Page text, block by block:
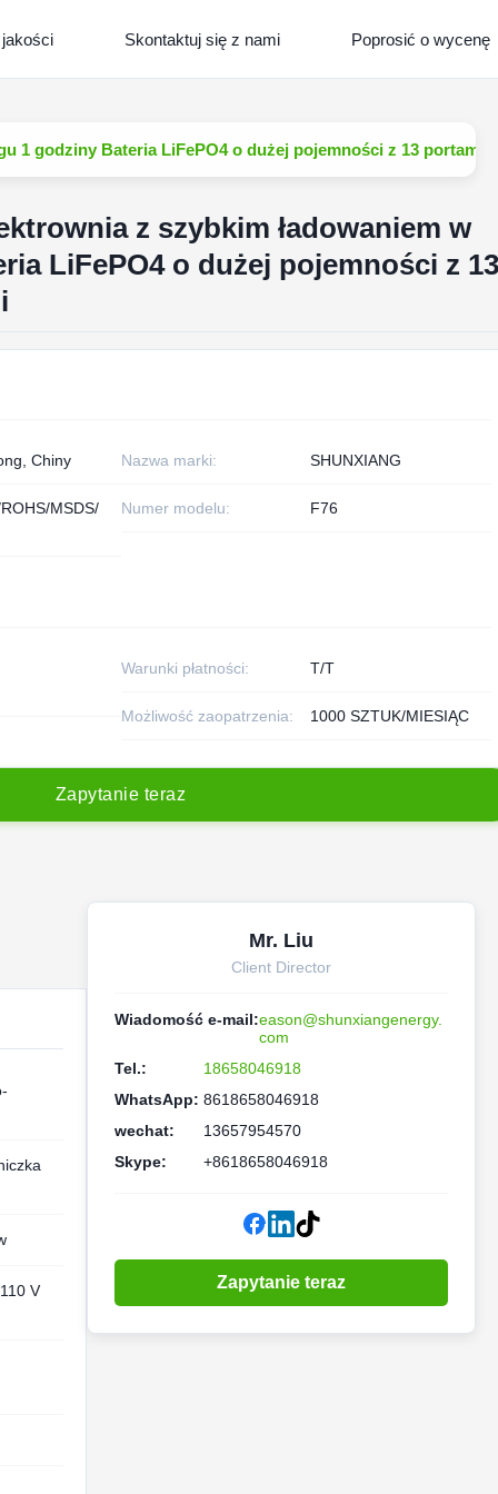
Skontaktuj się z nami Poprosić o wycenę
1 godziny Bateria LiFePO4 o dużej pojemności z 13 portami
z szybkim ładowaniem w
LiFePO4 o dużej pojemności z 13
Chiny Nazwa marki: SHUNXIANG
MSDS/
Numer modelu: F76
Warunki płatności: T/T
Możliwość zaopatrzenia: 1000 SZTUK/MIESIĄC
Zapytanie teraz
V
Mr. Liu
Client Director
Wiadomość e-mail:eason@shunxiangenergy.
com
Tel.:
18658046918
WhatsApp: 8618658046918
wechat:
13657954570
Skype:
+8618658046918
Zapytanie teraz